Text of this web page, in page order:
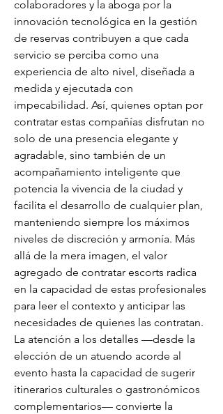
colaboradores y la aboga por la
innovación tecnológica en la gestión
de reservas contribuyen a que cada
servicio se perciba como una
experiencia de alto nivel, diseñada a
medida y ejecutada con
impecabilidad. Así, quienes optan por
contratar estas compañías disfrutan no
solo de una presencia elegante y
agradable, sino también de un
acompañamiento inteligente que
potencia la vivencia de la ciudad y
facilita el desarrollo de cualquier plan,
manteniendo siempre los máximos
niveles de discreción y armonía. Más
allá de la mera imagen, el valor
agregado de contratar escorts radica
en la capacidad de estas profesionales
para leer el contexto y anticipar las
necesidades de quienes las contratan.
La atención a los detalles —desde la
elección de un atuendo acorde al
evento hasta la capacidad de sugerir
itinerarios culturales o gastronómicos
complementarios— convierte la